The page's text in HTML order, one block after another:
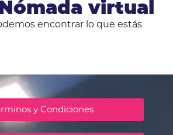
virtual
encontrar lo que estás
y Condiciones